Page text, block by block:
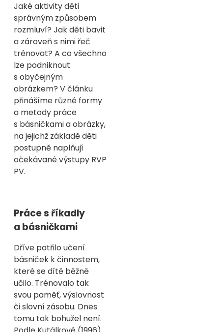
Jaké aktivity děti
správným způsobem
rozmluví? Jak děti bavit
a zároveň s nimi řeč
trénovat? A co všechno
lze podniknout
s obyčejným
obrázkem? V článku
přinášíme různé formy
a metody práce
s básničkami a obrázky,
na jejichž základě děti
postupně naplňují
očekávané výstupy RVP
PV.
Práce s říkadly
a básničkami
Dříve patřilo učení
básniček k činnostem,
které se dítě běžně
učilo. Trénovalo tak
svou paměť, výslovnost
či slovní zásobu. Dnes
tomu tak bohužel není.